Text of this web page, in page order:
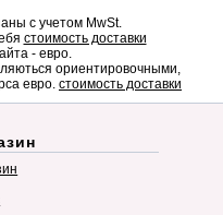
с учетом MwSt.
стоимость доставки
- евро.
ориентировочными,
евро. стоимость доставки